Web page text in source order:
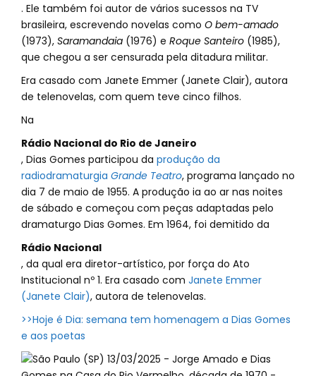
. Ele também foi autor de vários sucessos na TV
brasileira, escrevendo novelas como O bem-amado
(1973), Saramandaia (1976) e Roque Santeiro (1985),
que chegou a ser censurada pela ditadura militar.
Era casado com Janete Emmer (Janete Clair), autora
de telenovelas, com quem teve cinco filhos.
Na
Rádio Nacional do Rio de Janeiro
, Dias Gomes participou da produção da
radiodramaturgia Grande Teatro, programa lançado no
dia 7 de maio de 1955. A produção ia ao ar nas noites
de sábado e começou com peças adaptadas pelo
dramaturgo Dias Gomes. Em 1964, foi demitido da
Rádio Nacional
, da qual era diretor-artístico, por força do Ato
Institucional nº 1. Era casado com Janete Emmer
(Janete Clair), autora de telenovelas.
>>Hoje é Dia: semana tem homenagem a Dias Gomes
e aos poetas